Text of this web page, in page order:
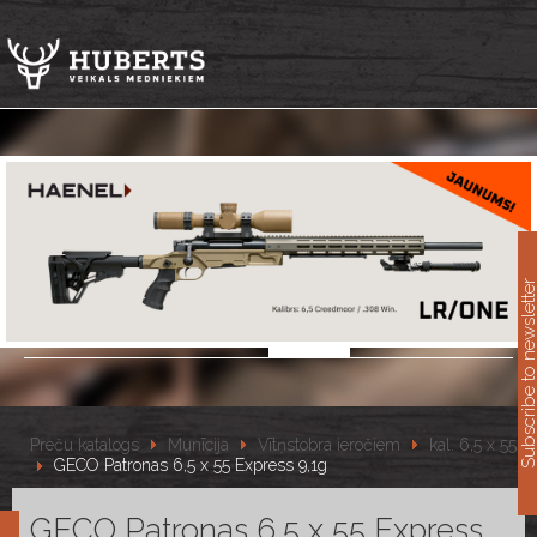
Preču katalogs Munīcija Vītņstobra ieročiem
kal. 6,5 x 55
GECO Patronas 6,5 x 55 Express 9,1g
GECO Patronas 6,5 x 55 Express
Subscribe